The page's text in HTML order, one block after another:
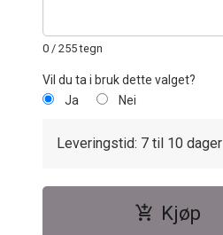
0 / 255 tegn
Vil du ta i bruk dette valget?
Ja
Nei
Leveringstid: 7 til 10 dager
Kjøp